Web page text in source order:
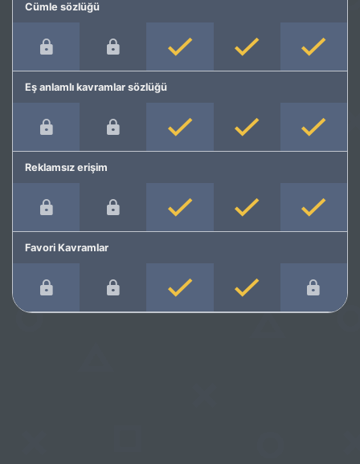
Cümle sözlüğü
Eş anlamlı kavramlar sözlüğü
Reklamsız erişim
Favori Kavramlar